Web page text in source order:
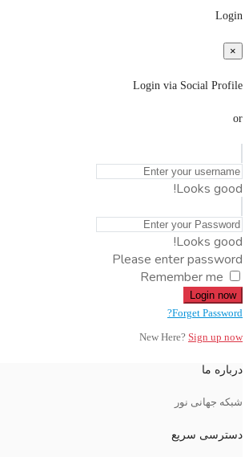
Login
×
Login via Social Profile
or
Looks good!
Looks good!
Please enter password
Remember me
Login now
Forget Password?
New Here? Sign up now
درباره ما
شبکه جهانی نور
دسترسی سریع